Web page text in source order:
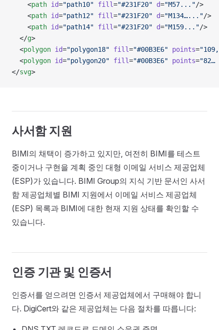
    <
path id="path10" fill="#231F20" d="M57..."/>
    <
path id="path12" fill="#231F20" d="M134…..."/>
    <
path id="path14" fill="#231F20" d="M159..."/>
  </
g>
  <
polygon id="polygon18" fill="#00B3E6" points=
  <
polygon id="polygon20" fill="#00B3E6" points="82…
</svg>
사서함 지원
BIMI의 채택이 증가하고 있지만, 여전히 BIMI를 테스트
중이거나 구현을 계획 중인 대형 이메일 서비스 제공업체
(ESP)가 있습니다. BIMI Group의 지식 기반 문서인 사서
함 제공업체별 BIMI 지원에서 이메일 서비스 제공업체
(ESP) 목록과 BIMI에 대한 현재 지원 상태를 확인할 수
있습니다.
인증 기관 및 인증서
인증서를 얻으려면 인증서 제공업체에서 구매해야 합니
다. DigiCert와 같은 제공업체는 다음 절차를 따릅니다: